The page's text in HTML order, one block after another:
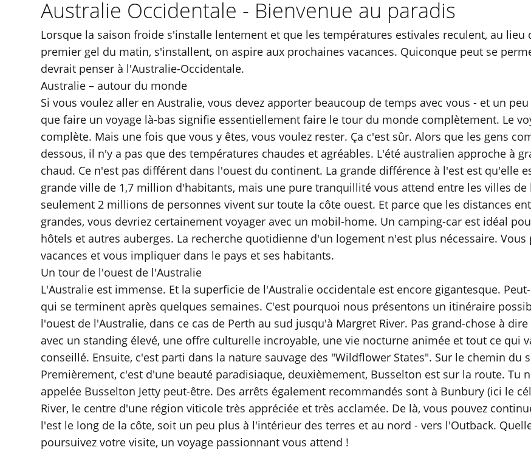
Australie Occidentale - Bienvenue au paradis
Lorsque la saison froide s'installe lentement et que les températures estivales reculent, au
premier gel du matin, s'installent, on aspire aux prochaines vacances. Quiconque peut se
devrait penser à l'Australie-Occidentale.
Australie – autour du monde
Si vous voulez aller en Australie, vous devez apporter beaucoup de temps avec vous - et un
que faire un voyage là-bas signifie essentiellement faire le tour du monde complètement. Le
complète. Mais une fois que vous y êtes, vous voulez rester. Ça c'est sûr. Alors que les gens
dessous, il n'y a pas que des températures chaudes et agréables. L'été australien approche à
chaud. Ce n'est pas différent dans l'ouest du continent. La grande différence à l'est est qu'elle
grande ville de 1,7 million d'habitants, mais une pure tranquillité vous attend entre les villes
seulement 2 millions de personnes vivent sur toute la côte ouest. Et parce que les distances
grandes, vous devriez certainement voyager avec un mobil-home. Un camping-car est idéal
hôtels et autres auberges. La recherche quotidienne d'un logement n'est plus nécessaire.
vacances et vous impliquer dans le pays et ses habitants.
Un tour de l'ouest de l'Australie
L'Australie est immense. Et la superficie de l'Australie occidentale est encore gigantesque.
qui se terminent après quelques semaines. C'est pourquoi nous présentons un itinéraire
l'ouest de l'Australie, dans ce cas de Perth au sud jusqu'à Margret River. Pas grand-chose à
avec un standing élevé, une offre culturelle incroyable, une vie nocturne animée et tout ce qui
conseillé. Ensuite, c'est parti dans la nature sauvage des "Wildflower States". Sur le chemin du
Premièrement, c'est d'une beauté paradisiaque, deuxièmement, Busselton est sur la route. Tu
appelée Busselton Jetty peut-être. Des arrêts également recommandés sont à Bunbury (ici le
River, le centre d'une région viticole très appréciée et très acclamée. De là, vous pouvez
l'est le long de la côte, soit un peu plus à l'intérieur des terres et au nord - vers l'Outback.
poursuivez votre visite, un voyage passionnant vous attend !